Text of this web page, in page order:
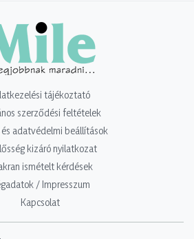
tájékoztató
szerződési feltételek
és adatvédelmi beállítások
kizáró nyilatkozat
ismételt kérdések
/ Impresszum
Kapcsolat